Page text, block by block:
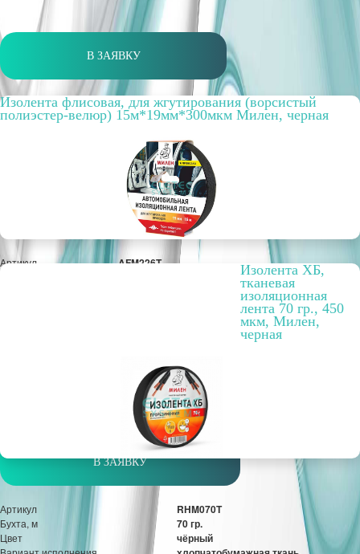
В ЗАЯВКУ
Изолента флисовая, для жгутирования (ворсистый
полиэстер-велюр) 15м*19мм*300мкм Милен, черная
Артикул AFM226T
172,59 руб.
В ЗАЯВКУ
Изолента ХБ,
тканевая
изоляционная
лента 70 гр., 450
мкм, Милен,
черная
Артикул RHM070T
Бухта, м 70 гр.
Цвет чёрный